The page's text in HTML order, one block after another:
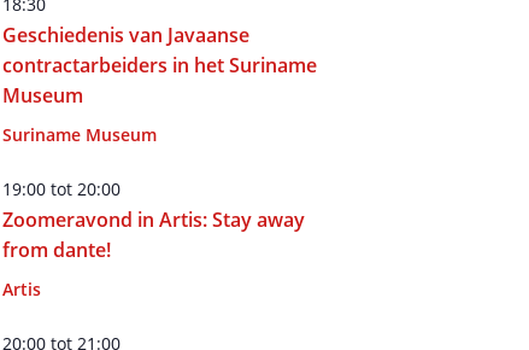
18:30
Geschiedenis van Javaanse
contractarbeiders in het Suriname
Museum
Suriname Museum
19:00tot 20:00
Zoomeravond in Artis: Stay away
from dante!
Artis
20:00tot 21:00